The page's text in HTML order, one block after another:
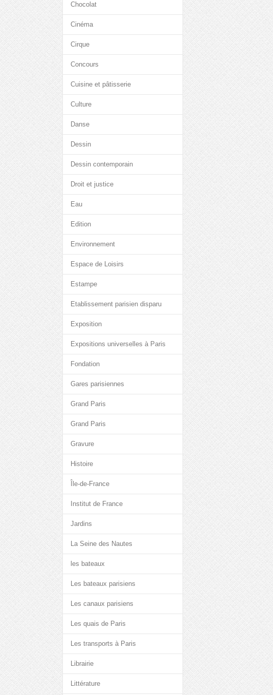
Chocolat
Cinéma
Cirque
Concours
Cuisine et pâtisserie
Culture
Danse
Dessin
Dessin contemporain
Droit et justice
Eau
Edition
Environnement
Espace de Loisirs
Estampe
Etablissement parisien disparu
Exposition
Expositions universelles à Paris
Fondation
Gares parisiennes
Grand Paris
Grand Paris
Gravure
Histoire
Île-de-France
Institut de France
Jardins
La Seine des Nautes
les bateaux
Les bateaux parisiens
Les canaux parisiens
Les quais de Paris
Les transports à Paris
Librairie
Littérature